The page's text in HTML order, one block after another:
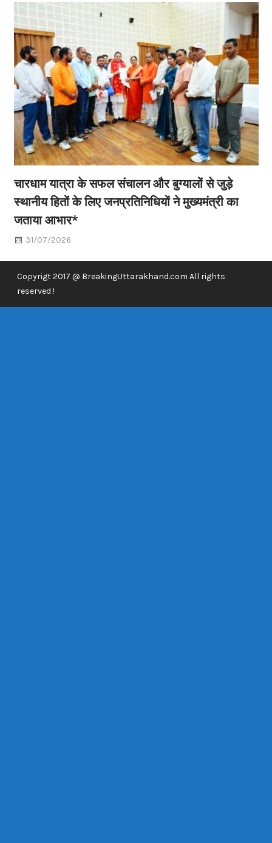
चारधाम यात्रा के सफल संचालन और बुग्यालों से जुड़े
स्थानीय हितों के लिए जनप्रतिनिधियों ने मुख्यमंत्री का
जताया आभार*
31/07/2026
Copyrigt 2017 @ BreakingUttarakhand.com All rights
reserved !